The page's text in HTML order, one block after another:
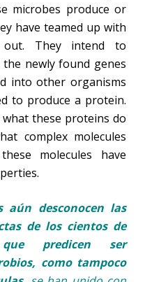
microbes produce or
have teamed up with
They intend to
newly found genes
into other organisms
to produce a protein.
these proteins do
complex molecules
molecules have
aún desconocen las
de los cientos de
que predicen
ser
como tampoco